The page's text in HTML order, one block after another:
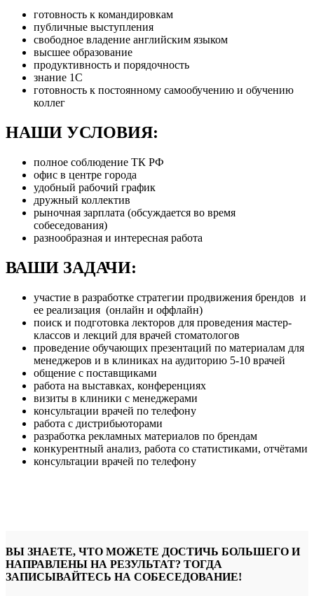
готовность к командировкам
публичные выступления
свободное владение английским языком
высшее образование
продуктивность и порядочность
знание 1С
готовность к постоянному самообучению и обучению
коллег
НАШИ УСЛОВИЯ:
полное соблюдение ТК РФ
офис в центре города
удобный рабочий график
дружный коллектив
рыночная зарплата (обсуждается во время
собеседования)
разнообразная и интересная работа
ВАШИ ЗАДАЧИ:
участие в разработке стратегии продвижения брендов и
ее реализация (онлайн и оффлайн)
поиск и подготовка лекторов для проведения мастер-
классов и лекций для врачей стоматологов
проведение обучающих презентаций по материалам для
менеджеров и в клиниках на аудиторию 5-10 врачей
общение с поставщиками
работа на выставках, конференциях
визиты в клиники с менеджерами
консультации врачей по телефону
работа с дистрибьюторами
разработка рекламных материалов по брендам
конкурентный анализ, работа со статистиками, отчётами
консультации врачей по телефону
ВЫ ЗНАЕТЕ, ЧТО МОЖЕТЕ ДОСТИЧЬ БОЛЬШЕГО И
НАПРАВЛЕНЫ НА РЕЗУЛЬТАТ? ТОГДА
ЗАПИСЫВАЙТЕСЬ НА СОБЕСЕДОВАНИЕ!